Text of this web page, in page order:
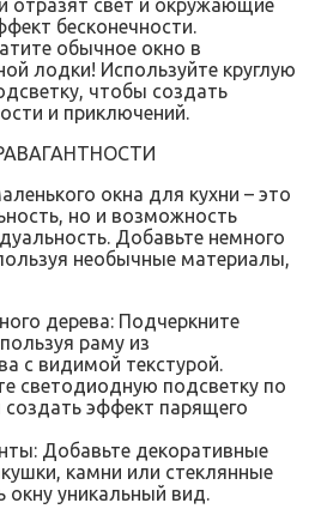
отразят свет и окружающие
бесконечности.
обычное окно в
лодки! Используйте круглую
чтобы создать
и приключений.
окна для кухни – это
но и возможность
Добавьте немного
необычные материалы,
дерева: Подчеркните
раму из
с видимой текстурой.
светодиодную подсветку по
эффект парящего
Добавьте декоративные
камни или стеклянные
уникальный вид.